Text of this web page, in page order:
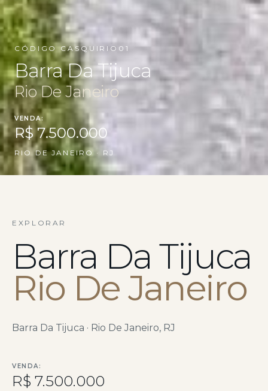
CÓDIGO CASQUIRIO01
Barra Da Tijuca
Rio De Janeiro
VENDA:
R$ 7.500.000
RIO DE JANEIRO · RJ
EXPLORAR
Barra Da Tijuca
Rio De Janeiro
Barra Da Tijuca · Rio De Janeiro, RJ
VENDA:
R$ 7.500.000